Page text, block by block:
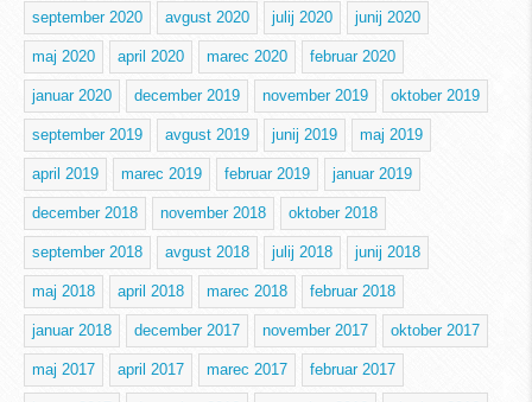
september 2020 avgust 2020 julij 2020 junij 2020
maj 2020 april 2020 marec 2020 februar 2020
januar 2020 december 2019 november 2019 oktober 2019
september 2019 avgust 2019 junij 2019 maj 2019
april 2019 marec 2019 februar 2019 januar 2019
december 2018 november 2018 oktober 2018
september 2018 avgust 2018 julij 2018 junij 2018
maj 2018 april 2018 marec 2018 februar 2018
januar 2018 december 2017 november 2017 oktober 2017
maj 2017 april 2017 marec 2017 februar 2017